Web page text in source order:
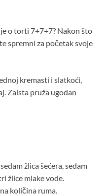
o torti 7+7+7? Nakon što
spremni za početak svoje
kremasti i slatkoći,
Zaista pruža ugodan
žlica šećera, sedam
žlice mlake vode.
količina ruma.